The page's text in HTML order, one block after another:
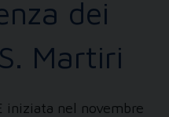
dei
Martiri
iniziata nel novembre